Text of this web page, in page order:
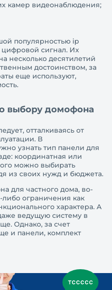
камер видеонаблюдения;
популярностью ip
сигнал. Их
несколько десятилетий
достоинством, за
еще используют,
выбору домофона
отталкиваясь от
В
узнать тип панели для
координатная или
можно выбирать
из своих нужд и бюджета.
для частного дома, во-
либо ограничения как
характера. А
ведущую систему в
Однако, за счет
и панели, комплект